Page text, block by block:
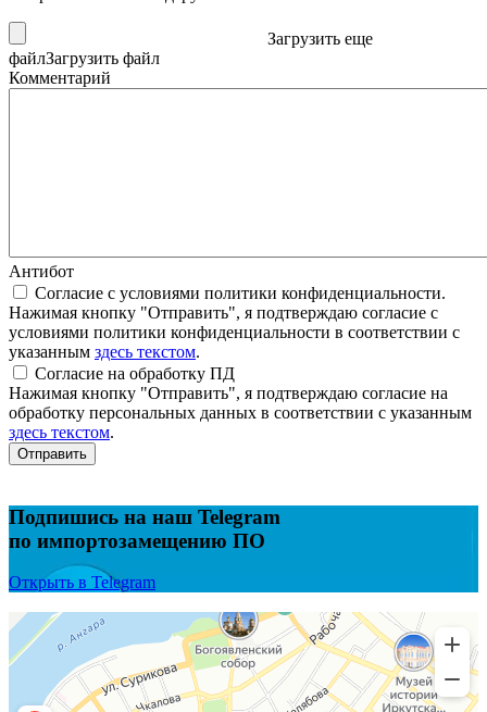
Загрузить еще
файлЗагрузить файл
Комментарий
Антибот
Согласие с условиями политики конфиденциальности.
Нажимая кнопку "Отправить", я подтверждаю согласие с
условиями политики конфиденциальности в соответствии с
указанным здесь текстом.
Согласие на обработку ПД
Нажимая кнопку "Отправить", я подтверждаю согласие на
обработку персональных данных в соответствии с указанным
здесь текстом.
Отправить
Подпишись на наш Telegram
по импортозамещению ПО
Открыть в Telegram